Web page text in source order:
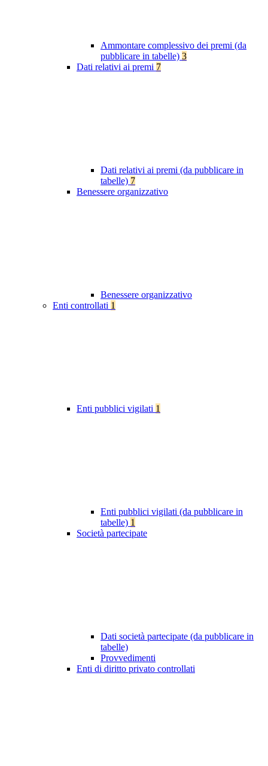
Ammontare complessivo dei premi (da
pubblicare in tabelle) 3
Dati relativi ai premi 7
Dati relativi ai premi (da pubblicare in
tabelle) 7
Benessere organizzativo
Benessere organizzativo
Enti controllati 1
Enti pubblici vigilati 1
Enti pubblici vigilati (da pubblicare in
tabelle) 1
Società partecipate
Dati società partecipate (da pubblicare in
tabelle)
Provvedimenti
Enti di diritto privato controllati